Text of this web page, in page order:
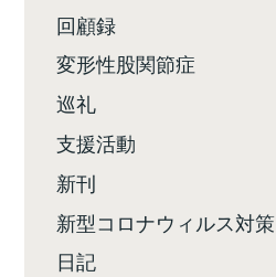
回顧録
変形性股関節症
巡礼
支援活動
新刊
新型コロナウィルス対策
日記